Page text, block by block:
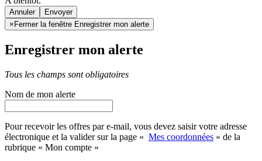
Annuler
× Fermer la fenêtre Enregistrer mon alerte
Enregistrer mon alerte
Tous les champs sont obligatoires
Nom de mon alerte
Pour recevoir les offres par e-mail, vous devez saisir votre adresse
électronique et la valider sur la page « Mes coordonnées » de la
rubrique « Mon compte »